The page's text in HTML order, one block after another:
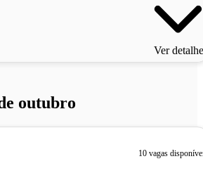
Ver
outubro
10 vagas